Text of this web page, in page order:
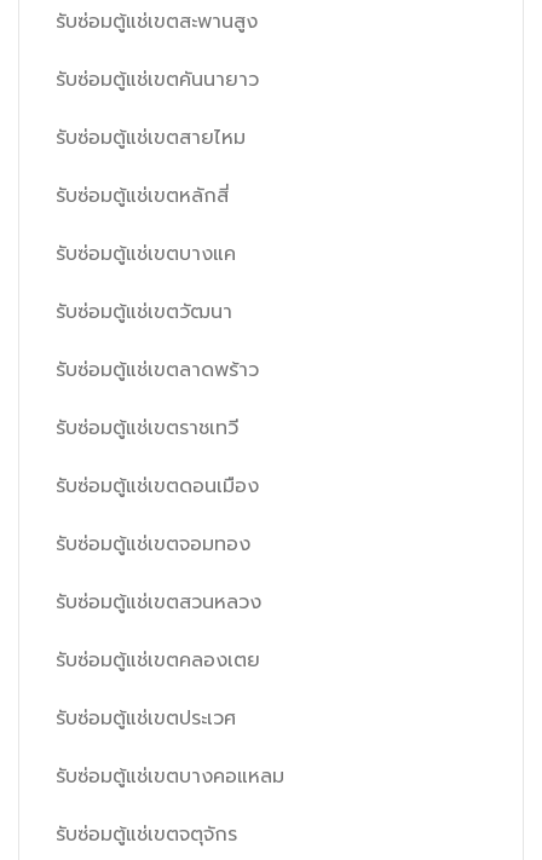
รับซ่อมตู้แช่เขตสะพานสูง
รับซ่อมตู้แช่เขตคันนายาว
รับซ่อมตู้แช่เขตสายไหม
รับซ่อมตู้แช่เขตหลักสี่
รับซ่อมตู้แช่เขตบางแค
รับซ่อมตู้แช่เขตวัฒนา
รับซ่อมตู้แช่เขตลาดพร้าว
รับซ่อมตู้แช่เขตราชเทวี
รับซ่อมตู้แช่เขตดอนเมือง
รับซ่อมตู้แช่เขตจอมทอง
รับซ่อมตู้แช่เขตสวนหลวง
รับซ่อมตู้แช่เขตคลองเตย
รับซ่อมตู้แช่เขตประเวศ
รับซ่อมตู้แช่เขตบางคอแหลม
รับซ่อมตู้แช่เขตจตุจักร